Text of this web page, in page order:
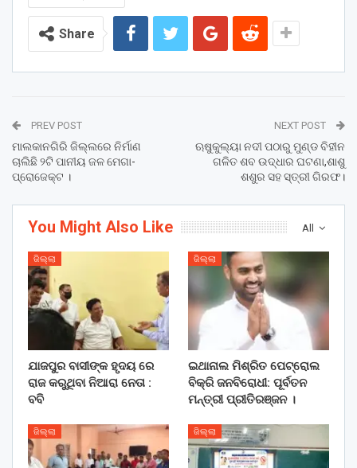
Share
PREV POST
ମାଲକାନଗିରି ଜିଲ୍ଲରେ ନିର୍ମାଣ
ଚାଲିଛି ୨ଟି ପାନୀୟ ଜଳ ମେଗା-
ପ୍ରୋଜେକ୍ଟ ।
NEXT POST
ଋଷୁକୁଲ୍ୟା ନଦୀ ପଠାରୁ ମୁଣ୍ଡ ବିହୀନ
ଗଳିତ ଶବ ଉଦ୍ଧାର ଘଟଣା,ଶାଶୁ
ଶଶୁର ସହ ସ୍ତ୍ରୀ ଗିରଫ।
All
You Might Also Like
ଜିଲ୍ଲା
ଯାଜପୁର ବାସୀଙ୍କ ହୃଦୟ ରେ
ରାଜ କରୁଥିବା ନିଆରା ନେତା :
ବବି
ଜିଲ୍ଲା
ଇଥାନାଲ ମିଶ୍ରିତ ପେଟ୍ରୋଲ
ବିକ୍ରି ଜନବିରୋଧୀ: ପୂର୍ବତନ
ମନ୍ତ୍ରୀ ପ୍ରୀତିରଞ୍ଜନ ।
ଜିଲ୍ଲା ଜିଲ୍ଲା